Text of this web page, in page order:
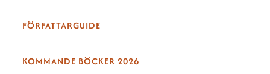
FÖRFATTARGUIDE
KOMMANDE BÖCKER 2026